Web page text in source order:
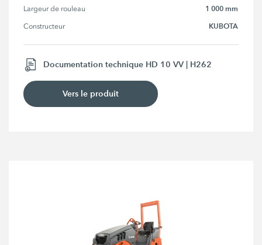
Largeur de rouleau 1 000 mm
Constructeur KUBOTA
Documentation technique HD 10 VV | H262
Vers le produit